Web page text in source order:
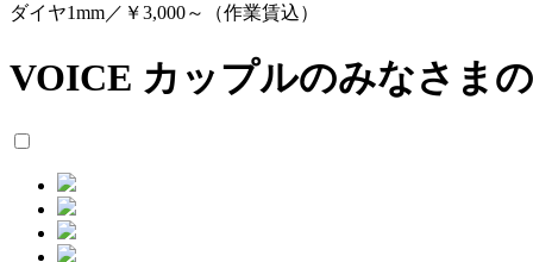
ダイヤ1mm／￥3,000～（作業賃込）
VOICE カップルのみなさま